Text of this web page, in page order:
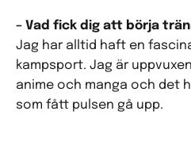
– Vad fick dig att börja
Jag har alltid haft en
kampsport. Jag är
anime och manga och det
som fått pulsen gå upp.